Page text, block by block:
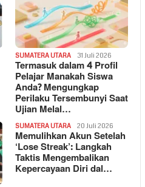
SUMATERA UTARA 31 Juli 2026
Termasuk dalam 4 Profil
Pelajar Manakah Siswa
Anda? Mengungkap
Perilaku Tersembunyi Saat
Ujian Melal…
SUMATERA UTARA 20 Juli 2026
Memulihkan Akun Setelah
‘Lose Streak’: Langkah
Taktis Mengembalikan
Kepercayaan Diri dal…